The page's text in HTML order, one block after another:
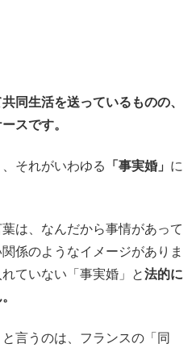
同生活を送っているものの、
スです。
それがいわゆる 「事実婚」 に
は、なんだから事情があって
係のようなイメージがありま
ていない「事実婚」と法的に
言うのは、フランスの「同